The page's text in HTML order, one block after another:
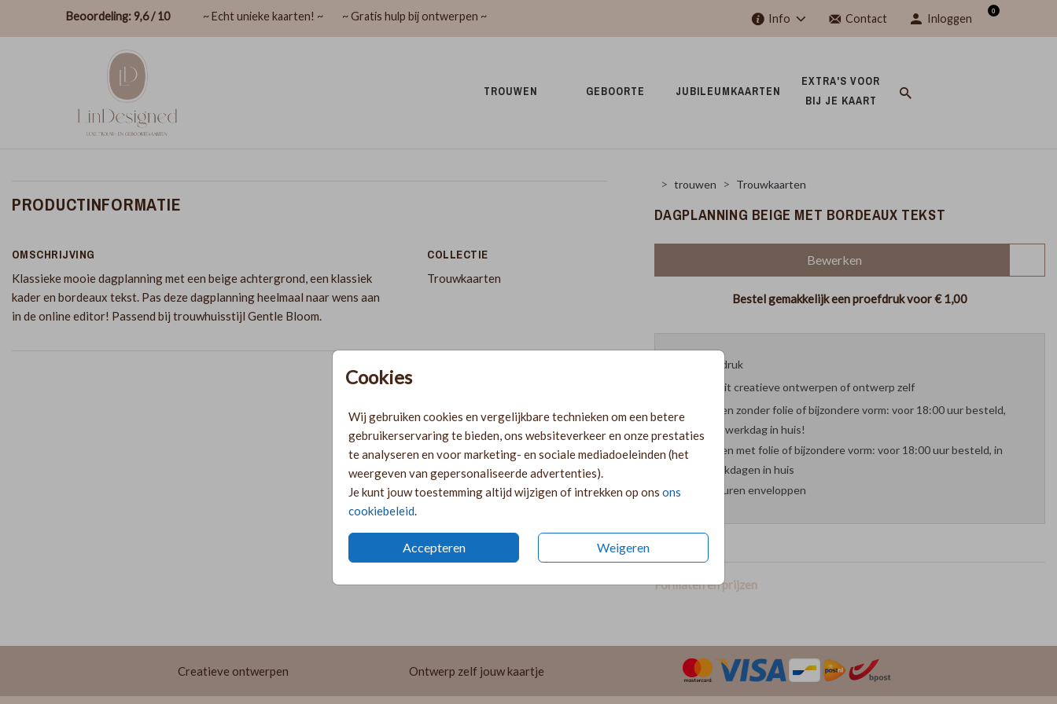
Beoordeling: 9,6 / 10 ~ Echt unieke kaarten! ~ ~ Gratis hulp bij ontwerpen ~ Info Contact Inloggen
0
TROUWEN GEBOORTE JUBILEUMKAARTEN
EXTRA'S VOOR
BIJ JE KAART
Cookies
Wij gebruiken cookies en vergelijkbare technieken om een betere
gebruikerservaring te bieden, ons websiteverkeer en onze prestaties
te analyseren en voor marketing- en sociale mediadoeleinden (het
weergeven van gepersonaliseerde advertenties).
Je kunt jouw toestemming altijd wijzigen of intrekken op ons ons
cookiebeleid.
Accepteren Weigeren
PRODUCTINFORMATIE
OMSCHRIJVING
Klassieke mooie dagplanning met een beige achtergrond, een klassiek
kader en bordeaux tekst. Pas deze dagplanning heelmaal naar wens aan
in de online editor! Passend bij trouwhuisstijl Gentle Bloom.
COLLECTIE
Trouwkaarten
trouwen Trouwkaarten
DAGPLANNING BEIGE MET BORDEAUX TEKST
Bewerken
Bestel gemakkelijk een proefdruk voor€ 1,00
Proefdruk
Kies uit creatieve ontwerpen of ontwerp zelf
Kaarten zonder folie of bijzondere vorm: voor 18:00 uur besteld,
volgende werkdag in huis!
Kaarten met folie of bijzondere vorm: voor 18:00 uur besteld, in
twee werkdagen in huis
29 kleuren enveloppen
Formaten en prijzen
Creatieve ontwerpen Ontwerp zelf jouw kaartje